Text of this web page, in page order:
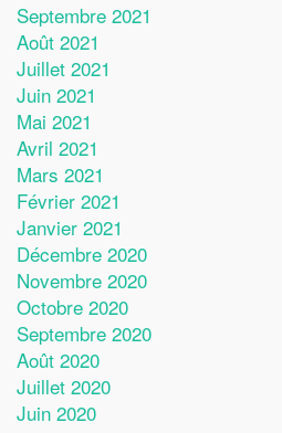
Septembre 2021
Août 2021
Juillet 2021
Juin 2021
Mai 2021
Avril 2021
Mars 2021
Février 2021
Janvier 2021
Décembre 2020
Novembre 2020
Octobre 2020
Septembre 2020
Août 2020
Juillet 2020
Juin 2020